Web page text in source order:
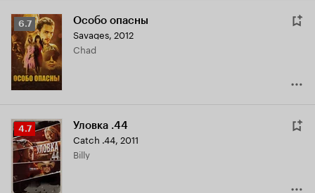
Рейтинг
Кинопоиска
6.7
6.7 Особо опасны
Savages, 2012
Chad
Рейтинг
Кинопоиска
4.7
4.7 Уловка .44
Catch .44, 2011
Billy